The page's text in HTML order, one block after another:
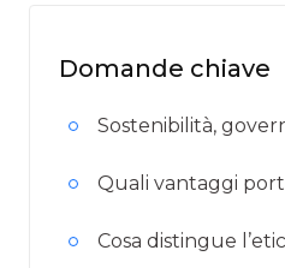
Domande chiave
Sostenibilità,
Quali vantaggi
Cosa distingue